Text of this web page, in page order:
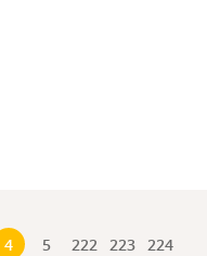
4 5 222 223 224